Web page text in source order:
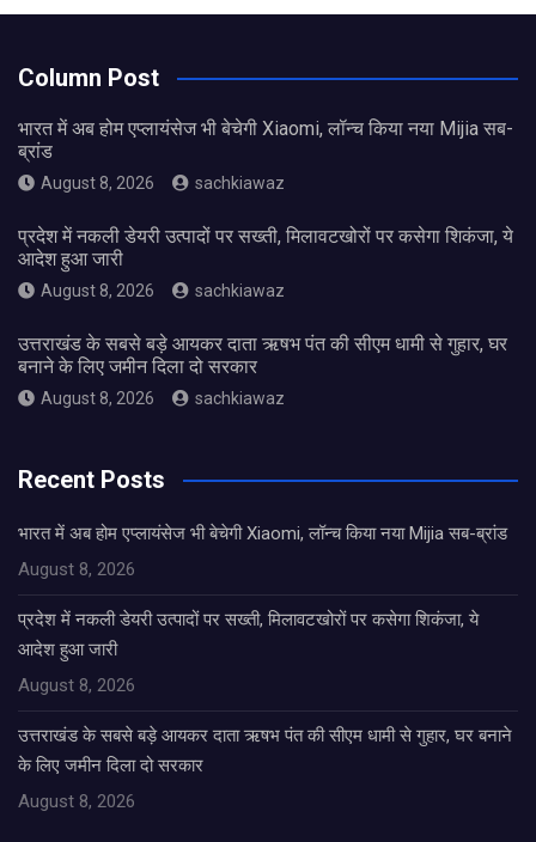
Column Post
भारत में अब होम एप्लायंसेज भी बेचेगी Xiaomi, लॉन्च किया नया Mijia सब-
ब्रांड
August 8, 2026 sachkiawaz
प्रदेश में नकली डेयरी उत्पादों पर सख्ती, मिलावटखोरों पर कसेगा शिकंजा, ये
आदेश हुआ जारी
August 8, 2026 sachkiawaz
उत्तराखंड के सबसे बड़े आयकर दाता ऋषभ पंत की सीएम धामी से गुहार, घर
बनाने के लिए जमीन दिला दो सरकार
August 8, 2026 sachkiawaz
Recent Posts
भारत में अब होम एप्लायंसेज भी बेचेगी Xiaomi, लॉन्च किया नया Mijia सब-ब्रांड
August 8, 2026
प्रदेश में नकली डेयरी उत्पादों पर सख्ती, मिलावटखोरों पर कसेगा शिकंजा, ये
आदेश हुआ जारी
August 8, 2026
उत्तराखंड के सबसे बड़े आयकर दाता ऋषभ पंत की सीएम धामी से गुहार, घर बनाने
के लिए जमीन दिला दो सरकार
August 8, 2026